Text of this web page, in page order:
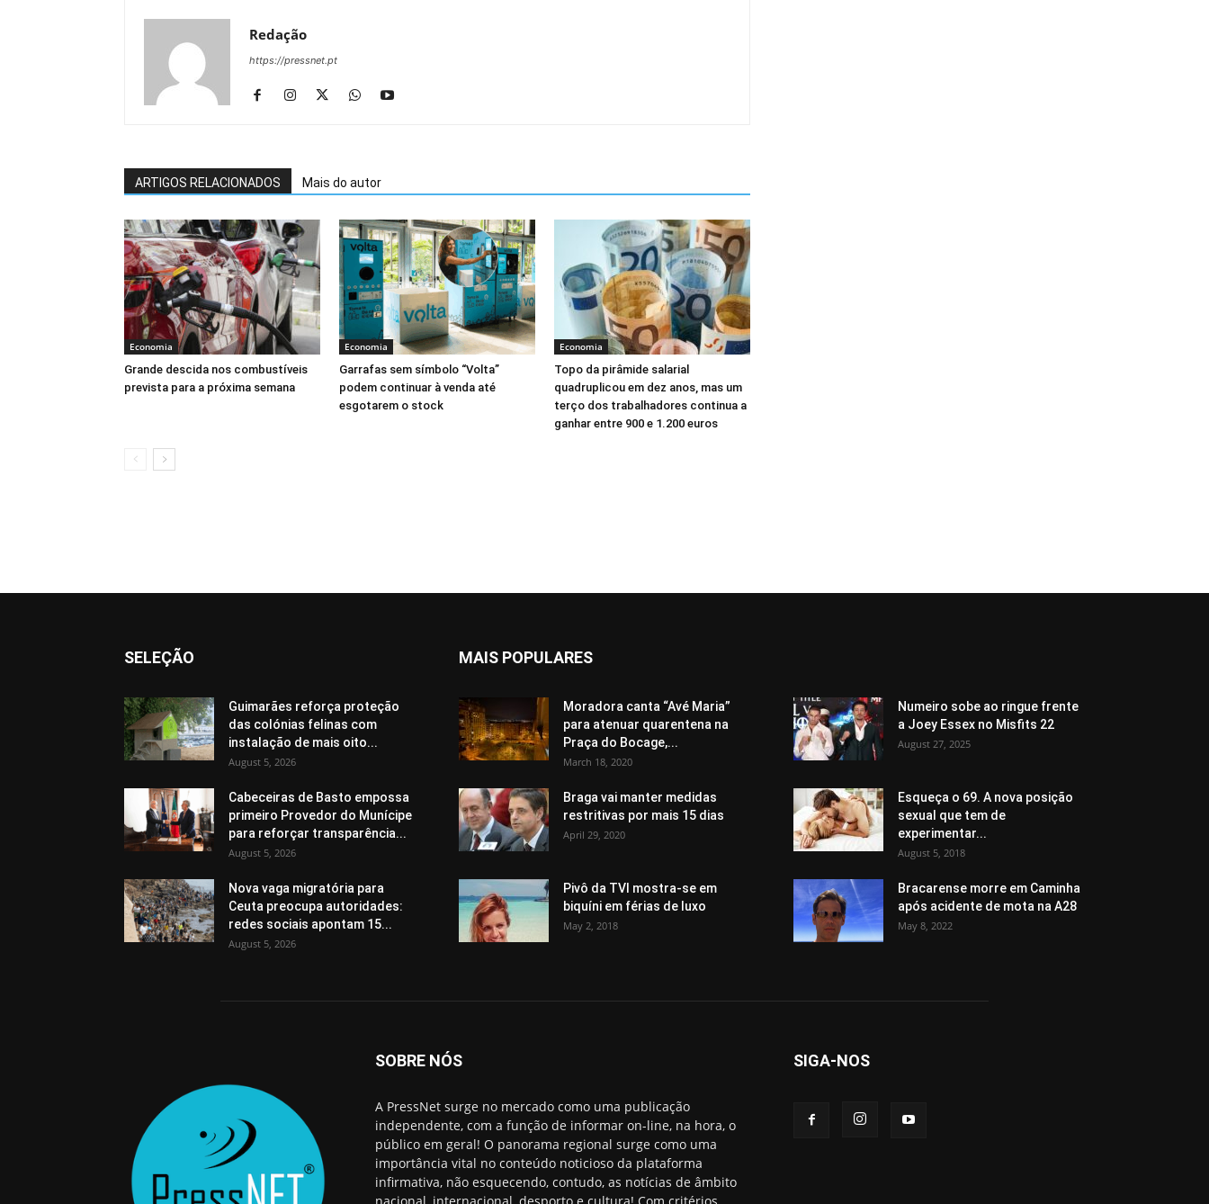
Redação
https://pressnet.pt
ARTIGOS RELACIONADOS Mais do autor
Economia
Grande descida nos combustíveis
prevista para a próxima semana
Economia
Garrafas sem símbolo “Volta”
podem continuar à venda até
esgotarem o stock
Economia
Topo da pirâmide salarial
quadruplicou em dez anos, mas um
terço dos trabalhadores continua a
ganhar entre 900 e 1.200 euros
SELEÇÃO
Guimarães reforça proteção
das colónias felinas com
instalação de mais oito...
August 5, 2026
Cabeceiras de Basto empossa
primeiro Provedor do Munícipe
para reforçar transparência...
August 5, 2026
Nova vaga migratória para
Ceuta preocupa autoridades:
redes sociais apontam 15...
August 5, 2026
MAIS POPULARES
Moradora canta “Avé Maria”
para atenuar quarentena na
Praça do Bocage,...
March 18, 2020
Numeiro sobe ao ringue frente
a Joey Essex no Misfits 22
August 27, 2025
Braga vai manter medidas
restritivas por mais 15 dias
April 29, 2020
Esqueça o 69. A nova posição
sexual que tem de
experimentar...
August 5, 2018
Pivô da TVI mostra-se em
biquíni em férias de luxo
May 2, 2018
Bracarense morre em Caminha
após acidente de mota na A28
May 8, 2022
SOBRE NÓS
A PressNet surge no mercado como uma publicação
independente, com a função de informar on-line, na hora, o
público em geral! O panorama regional surge como uma
importância vital no conteúdo noticioso da plataforma
infirmativa, não esquecendo, contudo, as notícias de âmbito
SIGA-NOS